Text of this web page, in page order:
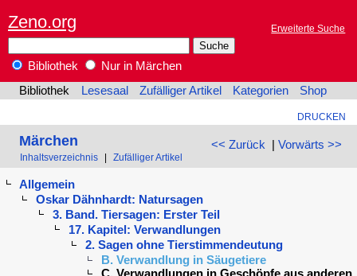
Zeno.org Erweiterte Suche
Bibliothek
Nur in Märchen
Bibliothek
Lesesaal Zufälliger Artikel Kategorien Shop
DRUCKEN
<< Zurück | Vorwärts >>
Märchen
Inhaltsverzeichnis Zufälliger Artikel
Allgemein
Oskar Dähnhardt: Natursagen
3. Band. Tiersagen: Erster Teil
17. Kapitel: Verwandlungen
2. Sagen ohne Tierstimmendeutung
B. Verwandlung in Säugetiere